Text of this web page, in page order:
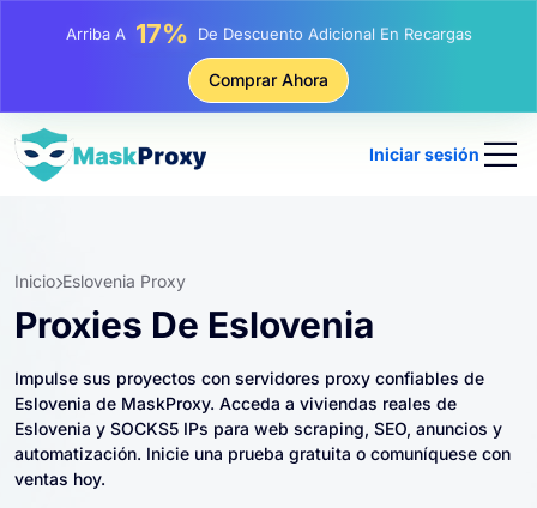
Arriba A 25% Descuento En Compras Estáticas IP
81% Descuento En Compras Rotativas IP
Comprar Ahora
Iniciar sesión
Inicio Eslovenia Proxy
Proxies De Eslovenia
Impulse sus proyectos con servidores proxy confiables de
Eslovenia de MaskProxy. Acceda a viviendas reales de
Eslovenia y SOCKS5 IPs para web scraping, SEO, anuncios y
automatización. Inicie una prueba gratuita o comuníquese con
ventas hoy.